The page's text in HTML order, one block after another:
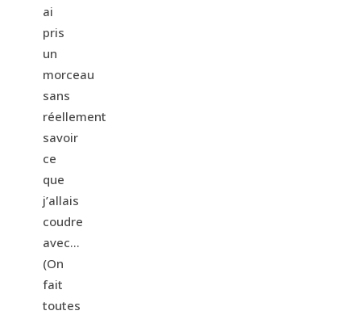
ai
pris
un
morceau
sans
réellement
savoir
ce
que
j’allais
coudre
avec…
(On
fait
toutes